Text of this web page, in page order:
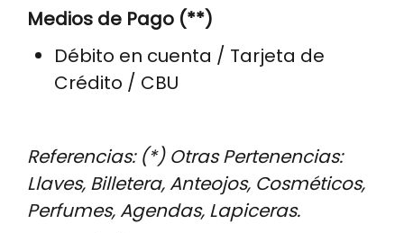
Medios de Pago (**)
Débito en cuenta / Tarjeta de
Crédito / CBU
Referencias: (*) Otras Pertenencias:
Llaves, Billetera, Anteojos, Cosméticos,
Perfumes, Agendas, Lapiceras.